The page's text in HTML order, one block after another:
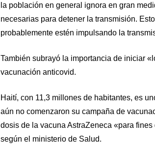
la población en general ignora en gran
necesarias para detener la transmisión.
probablemente estén impulsando la
También subrayó la importancia de iniciar
vacunación anticovid.
Haití, con 11,3 millones de habitantes, es
aún no comenzaron su campaña de
dosis de la vacuna AstraZeneca «para
según el ministerio de Salud.